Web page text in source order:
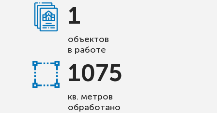
1
объектов
в работе
1075
кв. метров
обработано